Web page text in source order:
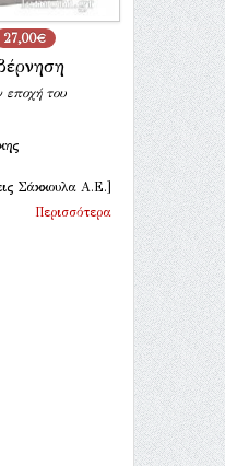
27,00€
εποχή του
Σάκκουλα Α.Ε.]
Περισσότερα